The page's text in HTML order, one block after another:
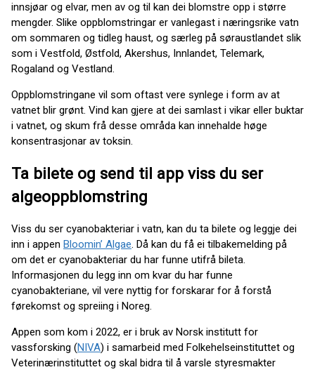
innsjøar og elvar, men av og til kan dei blomstre opp i større
mengder. Slike oppblomstringar er vanlegast i næringsrike vatn
om sommaren og tidleg haust, og særleg på søraustlandet slik
som i Vestfold, Østfold, Akershus, Innlandet, Telemark,
Rogaland og Vestland.
Oppblomstringane vil som oftast vere synlege i form av at
vatnet blir grønt. Vind kan gjere at dei samlast i vikar eller buktar
i vatnet, og skum frå desse områda kan innehalde høge
konsentrasjonar av toksin.
Ta bilete og send til app viss du ser
algeoppblomstring
Viss du ser cyanobakteriar i vatn, kan du ta bilete og leggje dei
inn i appen Bloomin’ Algae. Då kan du få ei tilbakemelding på
om det er cyanobakteriar du har funne utifrå bileta.
Informasjonen du legg inn om kvar du har funne
cyanobakteriane, vil vere nyttig for forskarar for å forstå
førekomst og spreiing i Noreg.
Appen som kom i 2022, er i bruk av Norsk institutt for
vassforsking (NIVA) i samarbeid med Folkehelseinstituttet og
Veterinærinstituttet og skal bidra til å varsle styresmakter